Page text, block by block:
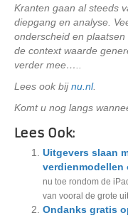
Kranten gaan al steeds
diepgang en analyse.
onderscheid en
de context waarde
verder mee…..
Lees ook bijnu.nl.
Komt u nog langs
Lees Ook:
Uitgevers slaan
verdienmodellen
nu toe rondom de
van vooral de grote
Ondanks gratis